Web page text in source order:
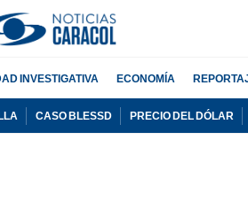
INVESTIGATIVA ECONOMÍA
CASO BLESSD PRECIO DEL DÓLAR